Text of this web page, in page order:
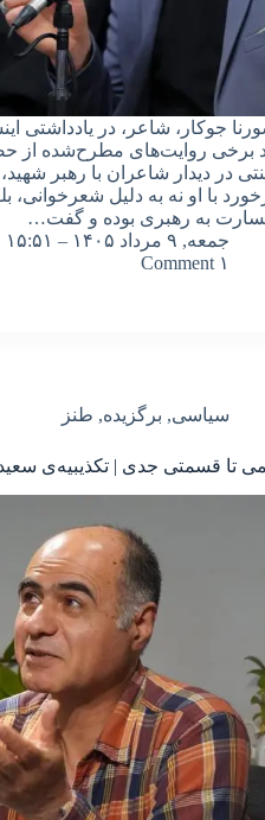
جوکار، شاعر، در یادداشتی
برخی روایت‌های مطرح‌شده از
در دیدار شاعران با رهبر
با او نه به دلیل شعرخوانی،
به رهبری بوده و گفت…
جمعه, ۹ مرداد ۱۴۰۵ – ۱۵:۵۱
۱ Comment
سیاسی, برگزیده, طنز
تا قسمتی جدی | تکذیبیه‌ی